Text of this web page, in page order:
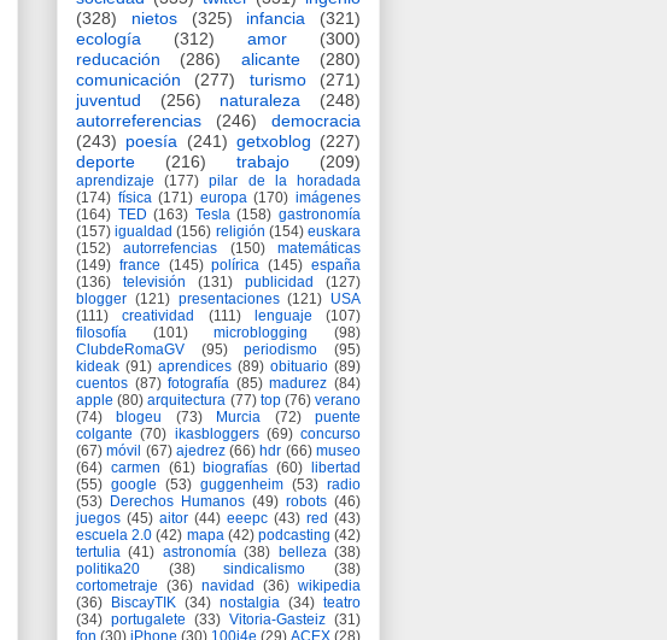
(328)
nietos (325) infancia
(321)
ecología
(312) amor
(300)
reducación
(286) alicante
(280)
comunicación
(277) turismo
(271)
juventud
(256) naturaleza
(248)
autorreferencias
(246)
democracia
(243) poesía (241) getxoblog (227)
deporte
(216) trabajo (209)
aprendizaje (177)
pilar de la horadada
(174) física (171) europa (170) imágenes
(164) TED (163) Tesla (158) gastronomía
(157) igualdad (156) religión (154) euskara
(152)
autorrefencias (150)
matemáticas
(149) france (145) polírica (145) españa
(136)
televisión (131) publicidad
(127)
blogger (121) presentaciones (121) USA
(111)
creatividad (111) lenguaje
(107)
filosofía
(101) microblogging
(98)
ClubdeRomaGV
(95) periodismo
(95)
kideak (91) aprendices (89) obituario (89)
cuentos (87) fotografía (85) madurez (84)
apple (80) arquitectura (77) top (76) verano
(74)
blogeu (73) Murcia (72)
puente
colgante (70) ikasbloggers (69) concurso
(67) móvil (67) ajedrez (66) hdr (66) museo
(64) carmen (61) biografías (60)
libertad
(55) google (53) guggenheim (53) radio
(53) Derechos Humanos (49) robots (46)
juegos (45) aitor (44) eeepc (43) red (43)
escuela 2.0 (42) mapa (42) podcasting (42)
tertulia (41) astronomía (38) belleza (38)
politika20
(38) sindicalismo
(38)
cortometraje (36) navidad (36) wikipedia
(36)
BiscayTIK (34) nostalgia (34) teatro
(34) portugalete (33) Vitoria-Gasteiz (31)
fon (30) iPhone (30) 100i4e (29) ACEX (28)